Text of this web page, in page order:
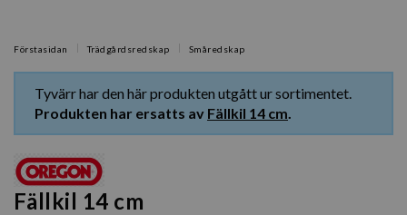
Förstasidan Trädgårdsredskap Småredskap
Tyvärr har den här produkten utgått ur sortimentet.
Produkten har ersatts av Fällkil 14 cm.
Fällkil 14 cm